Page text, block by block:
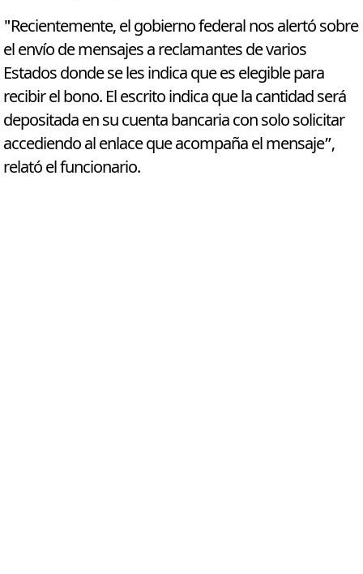
"Recientemente, el gobierno federal nos alertó sobre
el envío de mensajes a reclamantes de varios
Estados donde se les indica que es elegible para
recibir el bono. El escrito indica que la cantidad será
depositada en su cuenta bancaria con solo solicitar
accediendo al enlace que acompaña el mensaje”,
relató el funcionario.